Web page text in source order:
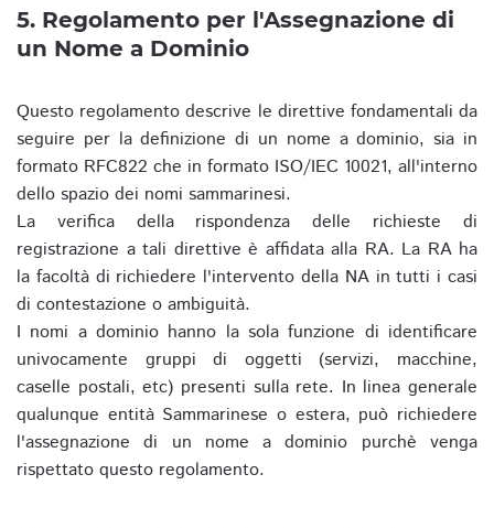
5. Regolamento per l'Assegnazione di
un Nome a Dominio
Questo regolamento descrive le direttive fondamentali da
seguire per la definizione di un nome a dominio, sia in
formato RFC822 che in formato ISO/IEC 10021, all'interno
dello spazio dei nomi sammarinesi.
La verifica della rispondenza delle richieste di
registrazione a tali direttive è affidata alla RA. La RA ha
la facoltà di richiedere l'intervento della NA in tutti i casi
di contestazione o ambiguità.
I nomi a dominio hanno la sola funzione di identificare
univocamente gruppi di oggetti (servizi, macchine,
caselle postali, etc) presenti sulla rete. In linea generale
qualunque entità Sammarinese o estera, può richiedere
l'assegnazione di un nome a dominio purchè venga
rispettato questo regolamento.